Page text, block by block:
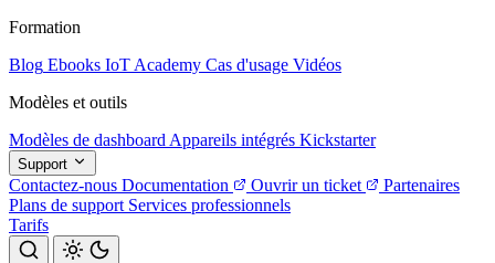
Formation
Blog Ebooks IoT Academy Cas d'usage Vidéos
Modèles et outils
Modèles de dashboard Appareils intégrés Kickstarter
Support
Contactez-nous Documentation Ouvrir un ticket
Partenaires
Plans de support Services professionnels
Tarifs